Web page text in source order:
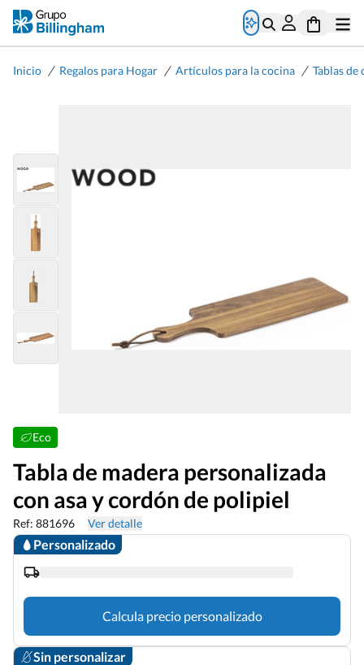
Inicio / Regalos para Hogar / Artículos para la cocina / Tablas de
Eco
Tabla de madera personalizada
con asa y cordón de polipiel
Ref: 881696 Ver detalle
Personalizado
Calcula precio personalizado
Sin personalizar